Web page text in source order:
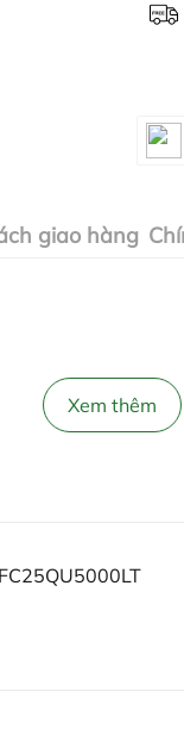
giao hàng
Xem thêm